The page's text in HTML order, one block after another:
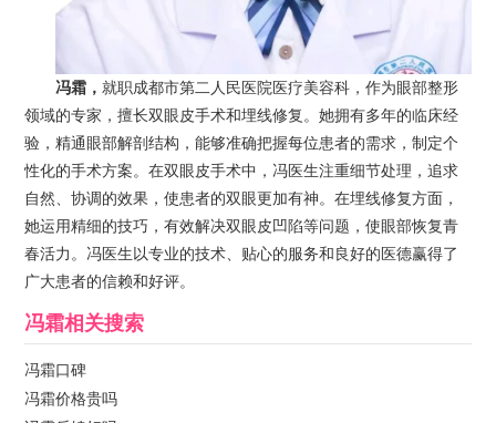
冯霜，就职成都市第二人民医院医疗美容科，作为眼部整形
领域的专家，擅长双眼皮手术和埋线修复。她拥有多年的临床经
验，精通眼部解剖结构，能够准确把握每位患者的需求，制定个
性化的手术方案。在双眼皮手术中，冯医生注重细节处理，追求
自然、协调的效果，使患者的双眼更加有神。在埋线修复方面，
她运用精细的技巧，有效解决双眼皮凹陷等问题，使眼部恢复青
春活力。冯医生以专业的技术、贴心的服务和良好的医德赢得了
广大患者的信赖和好评。
冯霜相关搜索
冯霜口碑
冯霜价格贵吗